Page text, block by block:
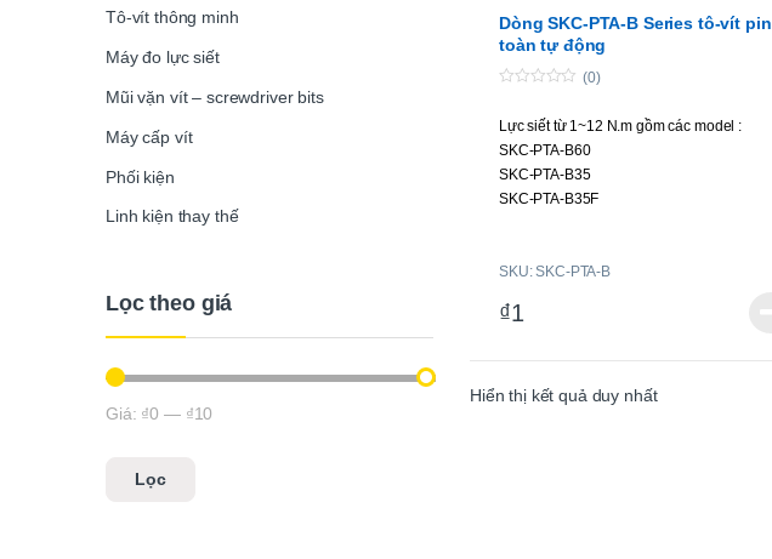
Dòng SKC-PTA-B Series tô-vít pin
toàn tự động
u
t
o
f
(0)
Lực siết từ 1~12 N.m gồm các model :
SKC-PTA-B60
SKC-PTA-B35
SKC-PTA-B35F
SKC-PTA-B50F
SKU: SKC-PTA-B
₫1
Hiển thị kết quả duy nhất
Tô-vít thông minh
Máy đo lực siết
Mũi vặn vít – screwdriver bits
Máy cấp vít
Phối kiện
Linh kiện thay thế
Lọc theo giá
Giá tối thiểu
Giá tối đa
Lọc
Giá: ₫0 — ₫10